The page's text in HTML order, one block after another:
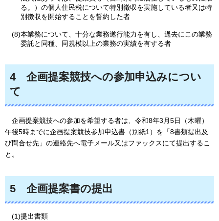
る。）の個人住民税について特別徴収を実施している者又は特
別徴収を開始することを誓約した者
(8)本業務について、十分な業務遂行能力を有し、過去にこの業務
委託と同種、同規模以上の業務の実績を有する者
4 企画提案競技への参加申込みについ
て
企画提案競技への参加を希望する者は、令和8年3月5日（木曜）
午後5時までに企画提案競技参加申込書（別紙1）を「8書類提出及
び問合せ先」の連絡先へ電子メール又はファックスにて提出するこ
と。
5 企画提案書の提出
(1)提出書類